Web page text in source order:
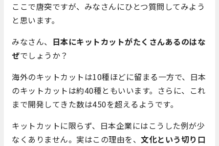
ここで唐突ですが、みなさんにひとつ質問してみよう
と思います。
みなさん、 日本にキットカットがたくさんあるのはな
ぜでしょうか？
海外のキットカットは10種ほどに留まる一方で、日本
のキットカットは約40種ともいいます。さらに、これ
まで開発してきた数は450を超えるようです。
キットカットに限らず、日本企業にはこうした例が少
なくありません。実はこの理由を、 文化という切り口